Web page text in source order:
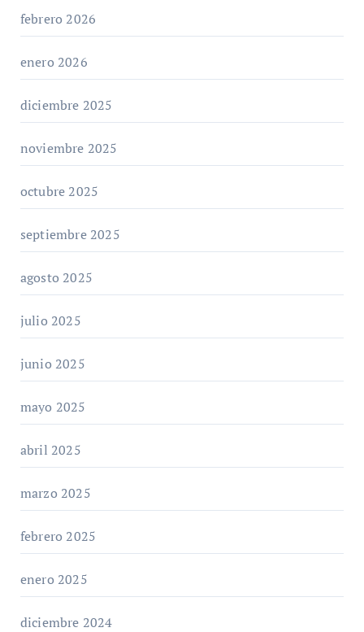
febrero 2026
enero 2026
diciembre 2025
noviembre 2025
octubre 2025
septiembre 2025
agosto 2025
julio 2025
junio 2025
mayo 2025
abril 2025
marzo 2025
febrero 2025
enero 2025
diciembre 2024